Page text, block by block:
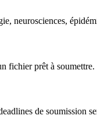
neurosciences,
fichier prêt à soumettre.
de soumission